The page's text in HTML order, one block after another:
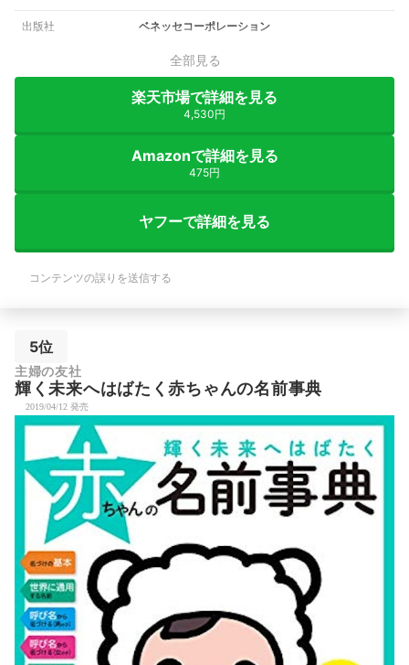
出版社 ベネッセコーポレーション
全部見る
楽天市場で詳細を見る
4,530円
Amazonで詳細を見る
475円
ヤフーで詳細を見る
コンテンツの誤りを送信する
5位
主婦の友社
輝く未来へはばたく赤ちゃんの名前事典
2019/04/12 発売